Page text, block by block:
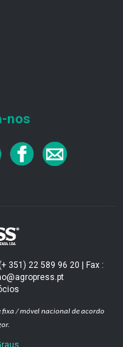
nos
351) 22 589 96 20 | Fax :
fixa / móvel nacional de acordo